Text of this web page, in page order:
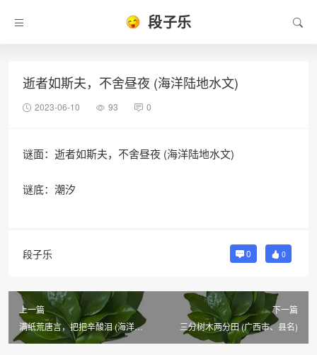
段子乐
逝者如斯夫，不舍昼夜 (海洋陆地水文)
2023-06-10 93 0
谜面：逝者如斯夫，不舍昼夜 (海洋陆地水文)
谜底：潮汐
段子乐 0 0
上一篇
满纸荒唐言，把把辛酸泪 (海洋陆
地水文)
下一篇
三分树木两分田 (广西市、县名)